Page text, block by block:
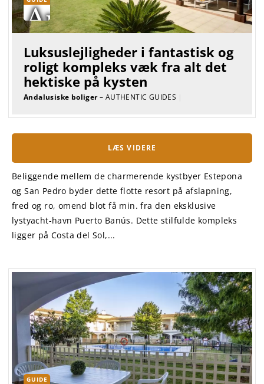
Luksuslejligheder i fantastisk og
roligt kompleks væk fra alt det
hektiske på kysten
Andalusiske boliger– AUTHENTIC GUIDES |
LÆS VIDERE
Beliggende mellem de charmerende kystbyer Estepona
og San Pedro byder dette flotte resort på afslapning,
fred og ro, omend blot få min. fra den eksklusive
lystyacht-havn Puerto Banús. Dette stilfulde kompleks
ligger på Costa del Sol,...
GUIDE